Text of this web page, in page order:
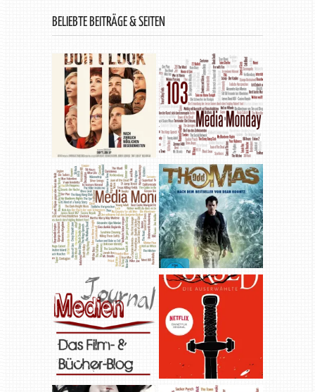
BELIEBTE BEITRÄGE & SEITEN